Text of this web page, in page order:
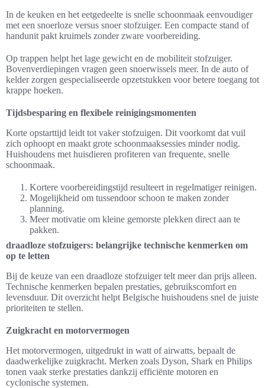
In de keuken en het eetgedeelte is snelle schoonmaak eenvoudiger
met een snoerloze versus snoer stofzuiger. Een compacte stand of
handunit pakt kruimels zonder zware voorbereiding.
Op trappen helpt het lage gewicht en de mobiliteit stofzuiger.
Bovenverdiepingen vragen geen snoerwissels meer. In de auto of
kelder zorgen gespecialiseerde opzetstukken voor betere toegang tot
krappe hoeken.
Tijdsbesparing en flexibele reinigingsmomenten
Korte opstarttijd leidt tot vaker stofzuigen. Dit voorkomt dat vuil
zich ophoopt en maakt grote schoonmaaksessies minder nodig.
Huishoudens met huisdieren profiteren van frequente, snelle
schoonmaak.
Kortere voorbereidingstijd resulteert in regelmatiger reinigen.
Mogelijkheid om tussendoor schoon te maken zonder
planning.
Meer motivatie om kleine gemorste plekken direct aan te
pakken.
draadloze stofzuigers: belangrijke technische kenmerken om
op te letten
Bij de keuze van een draadloze stofzuiger telt meer dan prijs alleen.
Technische kenmerken bepalen prestaties, gebruikscomfort en
levensduur. Dit overzicht helpt Belgische huishoudens snel de juiste
prioriteiten te stellen.
Zuigkracht en motorvermogen
Het motorvermogen, uitgedrukt in watt of airwatts, bepaalt de
daadwerkelijke zuigkracht. Merken zoals Dyson, Shark en Philips
tonen vaak sterke prestaties dankzij efficiënte motoren en
cyclonische systemen.